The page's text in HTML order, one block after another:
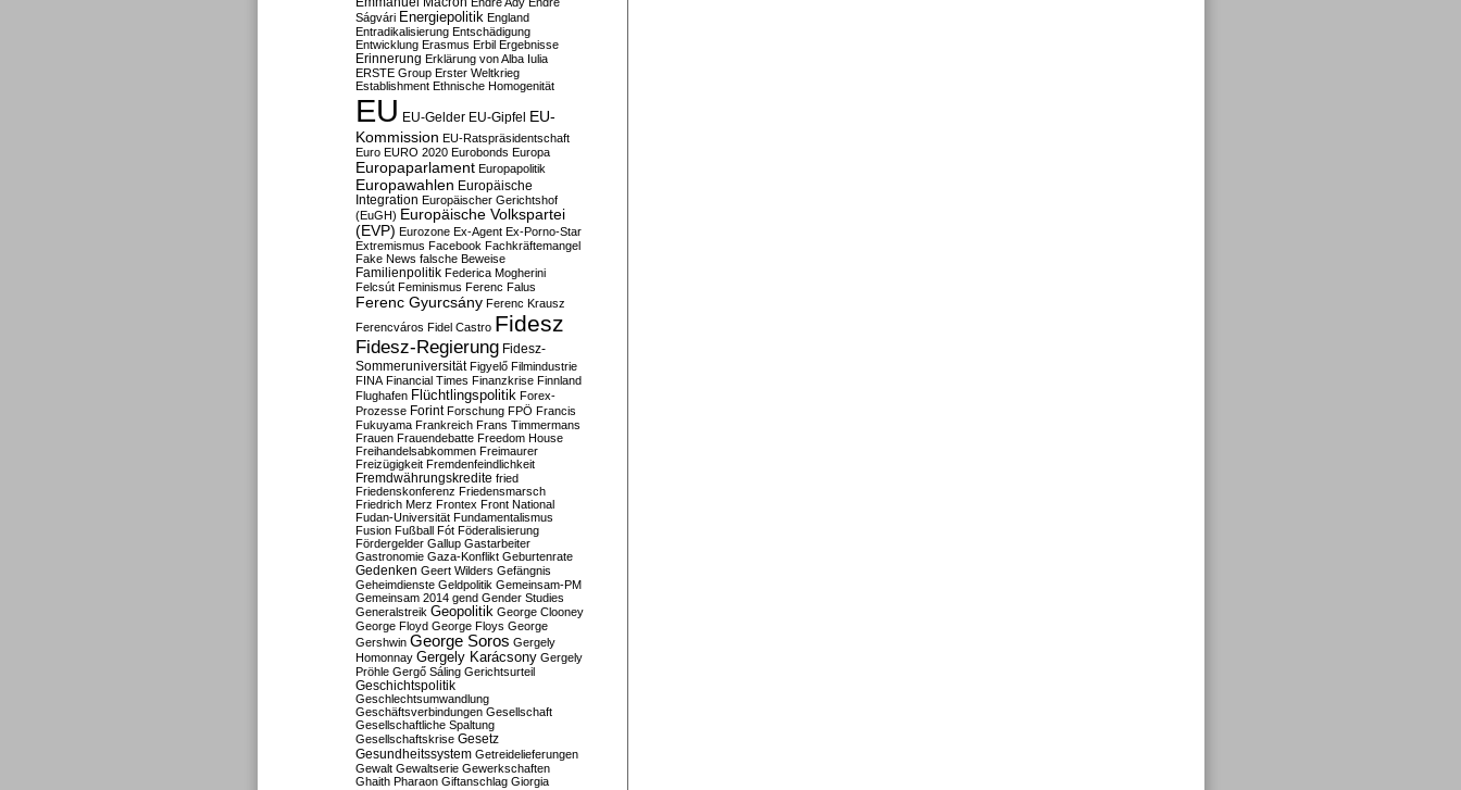
Ságvári Energiepolitik England
Entradikalisierung Entschädigung
Entwicklung Erasmus Erbil Ergebnisse
Erinnerung Erklärung von Alba Iulia
ERSTE Group Erster Weltkrieg
Establishment Ethnische Homogenität
EU EU-Gelder EU-Gipfel EU-
Kommission EU-Ratspräsidentschaft
Euro EURO 2020 Eurobonds Europa
Europaparlament Europapolitik
Europawahlen Europäische
Integration Europäischer Gerichtshof
(EuGH) Europäische Volkspartei
(EVP) Eurozone Ex-Agent Ex-Porno-Star
Extremismus Facebook Fachkräftemangel
Fake News falsche Beweise
Familienpolitik Federica Mogherini
Felcsút Feminismus Ferenc Falus
Ferenc Gyurcsány Ferenc Krausz
Ferencváros Fidel Castro Fidesz
Fidesz-Regierung Fidesz-
Sommeruniversität Figyelő Filmindustrie
FINA Financial Times Finanzkrise Finnland
Flughafen Flüchtlingspolitik Forex-
Prozesse Forint Forschung FPÖ Francis
Fukuyama Frankreich Frans Timmermans
Frauen Frauendebatte Freedom House
Freihandelsabkommen Freimaurer
Freizügigkeit Fremdenfeindlichkeit
Fremdwährungskredite fried
Friedenskonferenz Friedensmarsch
Friedrich Merz Frontex Front National
Fudan-Universität Fundamentalismus
Fusion Fußball Fót Föderalisierung
Fördergelder Gallup Gastarbeiter
Gastronomie Gaza-Konflikt Geburtenrate
Gedenken Geert Wilders Gefängnis
Geheimdienste Geldpolitik Gemeinsam-PM
Gemeinsam 2014 gend Gender Studies
Generalstreik Geopolitik George Clooney
George Floyd George Floys George
Gershwin George Soros Gergely
Homonnay Gergely Karácsony Gergely
Pröhle Gergő Sáling Gerichtsurteil
Geschichtspolitik
Geschlechtsumwandlung
Geschäftsverbindungen Gesellschaft
Gesellschaftliche Spaltung
Gesellschaftskrise Gesetz
Gesundheitssystem Getreidelieferungen
Gewalt Gewaltserie Gewerkschaften
Ghaith Pharaon Giftanschlag Giorgia